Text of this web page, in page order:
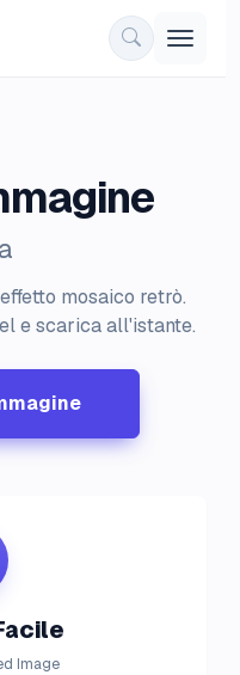
mosaico retrò.
e scarica all'istante.
Image